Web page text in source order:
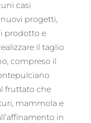
casi
progetti,
prodotto e
il taglio
compreso il
fruttato che
mammola e
in